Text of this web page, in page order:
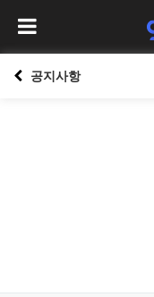
공지사항